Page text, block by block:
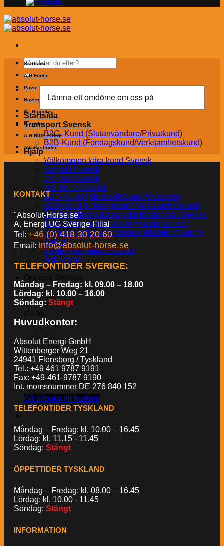
Sök
efter:
Startsida
Transport Svensk
B2C–Kund (Slutanvändare/Privatkund)
B2B-Kund (Företagskund/Verksamhetskund)
Hjälp
Välkommen kära kund Svensk
Kontakt Svensk
Om oss Svensk
Här bor vi Svensk
B2C–Kund (Slutanvändare/Privatkund)
B2B-Kund (Företagskund/Verksamhetskund)
GDPR (Allmän dataskyddsförordning) Svensk
AGB – Regler och villkor (Handelsvillkor)
Impressum (Leverantörsidentifikation/Imprint)
Svensk
Tävlingens villkor Svensk
Avbryt köp
Kontakt Svensk
kr0.00
Varukorg
Inga produkter i varukorgen.
Gå tillbaka till butiken
Startsida
A-H Foder
Pavo
Havens
St. Hippolyt
Hästströ
A-H RIDE FIBRE
Allt Hästfoder
KONTAKT
"Absolut-Horse.se"
A. Energi UG Sverige Filial
Tel: +46 (0) 418 30 20 60
Email: info@absolut-horse.se
TELEFONTIDER SVERIGE:
Måndag – Fredag: kl. 09.00 – 18.00
Lördag: kl. 10.00 – 16.00
Söndag: Stängt
Huvudkontor:
Absolut Energi GmbH
Wittenberger Weg 21
24941 Flensborg / Tyskland
Tel.: +49 461 9787 9191
Fax: +49-461-9787 9190
Int. momsnummer DE 276 840 152
TELEFONTIDER TYSKLAND
Måndag – Fredag: kl. 10.00 – 16.45
Lördag: kl. 11.15 - 11.45
Söndag: Stängt
ÖPPETTIDER TYSKLAND
Måndag – Fredag: kl. 08.00 – 16.45
Lördag: kl. 10.00 - 11.45
Söndag: Stängt
INFORMATION